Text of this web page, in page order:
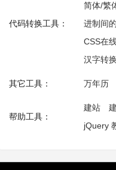
代码转换工具：
简体/繁
进制间
CSS在
汉字转
其它工具： 万年历
帮助工具：
建站
jQuery